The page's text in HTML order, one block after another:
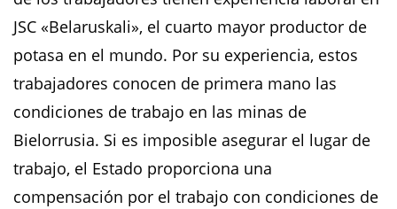
JSC «Belaruskali», el cuarto mayor productor de
potasa en el mundo. Por su experiencia, estos
trabajadores conocen de primera mano las
condiciones de trabajo en las minas de
Bielorrusia. Si es imposible asegurar el lugar de
trabajo, el Estado proporciona una
compensación por el trabajo con condiciones de